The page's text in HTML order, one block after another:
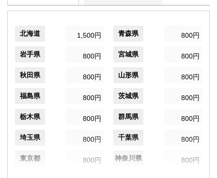
北海道 1,500円 青森県 800円
岩手県 800円 宮城県 800円
秋田県 800円 山形県 800円
福島県 800円 茨城県 800円
栃木県 800円 群馬県 800円
埼玉県 800円 千葉県 800円
東京都 800円 神奈川県 800円